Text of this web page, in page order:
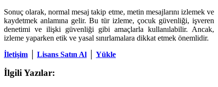
Sonuç olarak, normal mesaj takip etme, metin mesajlarını izlemek ve
kaydetmek anlamına gelir. Bu tür izleme, çocuk güvenliği, işveren
denetimi ve ilişki güvenliği gibi amaçlarla kullanılabilir. Ancak,
izleme yaparken etik ve yasal sınırlamalara dikkat etmek önemlidir.
İletişim
Lisans Satın Al Yükle
İlgili Yazılar: